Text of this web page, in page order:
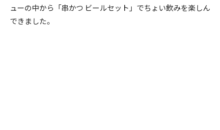
ューの中から「串かつ ビールセット」でちょい飲みを楽しん
できました。